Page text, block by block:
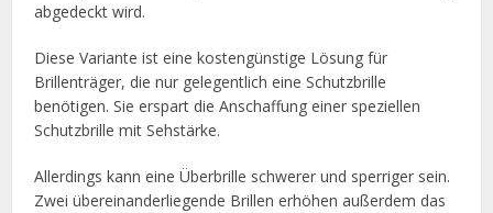
abgedeckt wird.
Diese Variante ist eine kostengünstige Lösung für
Brillenträger, die nur gelegentlich eine Schutzbrille
benötigen. Sie erspart die Anschaffung einer speziellen
Schutzbrille mit Sehstärke.
Allerdings kann eine Überbrille schwerer und sperriger sein.
Zwei übereinanderliegende Brillen erhöhen außerdem das